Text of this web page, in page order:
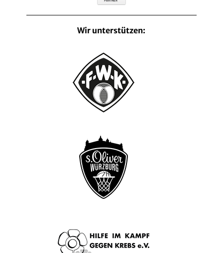
Wir unterstützen: